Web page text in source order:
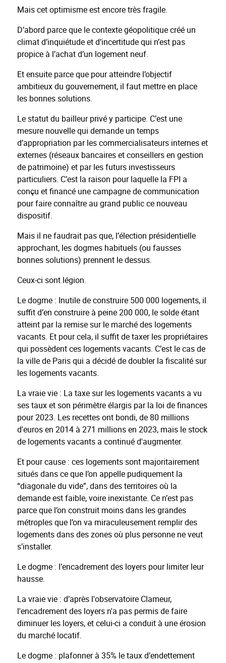
Mais cet optimisme est encore très fragile.
D’abord parce que le contexte géopolitique créé un
climat d’inquiétude et d’incertitude qui n’est pas
propice à l’achat d’un logement neuf.
Et ensuite parce que pour atteindre l’objectif
ambitieux du gouvernement, il faut mettre en place
les bonnes solutions.
Le statut du bailleur privé y participe. C’est une
mesure nouvelle qui demande un temps
d’appropriation par les commercialisateurs internes et
externes (réseaux bancaires et conseillers en gestion
de patrimoine) et par les futurs investisseurs
particuliers. C’est la raison pour laquelle la FPI a
conçu et financé une campagne de communication
pour faire connaître au grand public ce nouveau
dispositif.
Mais il ne faudrait pas que, l’élection présidentielle
approchant, les dogmes habituels (ou fausses
bonnes solutions) prennent le dessus.
Ceux-ci sont légion.
Le dogme : Inutile de construire 500 000 logements, il
suffit d’en construire à peine 200 000, le solde étant
atteint par la remise sur le marché des logements
vacants. Et pour cela, il suffit de taxer les propriétaires
qui possèdent ces logements vacants. C’est le cas de
la ville de Paris qui a décidé de doubler la fiscalité sur
les logements vacants.
La vraie vie : La taxe sur les logements vacants a vu
ses taux et son périmètre élargis par la loi de finances
pour 2023. Les recettes ont bondi, de 80 millions
d'euros en 2014 à 271 millions en 2023, mais le stock
de logements vacants a continué d'augmenter.
Et pour cause : ces logements sont majoritairement
situés dans ce que l’on appelle pudiquement la
“diagonale du vide”, dans des territoires où la
demande est faible, voire inexistante. Ce n’est pas
parce que l’on construit moins dans les grandes
métroples que l’on va miraculeusement remplir des
logements dans des zones où plus personne ne veut
s’installer.
Le dogme : l’encadrement des loyers pour limiter leur
hausse.
La vraie vie : d’après l'observatoire Clameur,
l'encadrement des loyers n'a pas permis de faire
diminuer les loyers, et celui‑ci a conduit à uneérosion
du marché locatif.
Le dogme : plafonner à 35% le taux d’endettement